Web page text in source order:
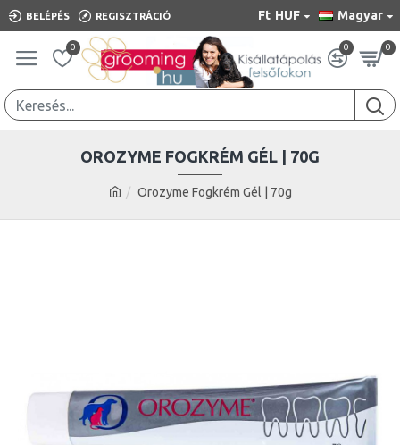
BELÉPÉS REGISZTRÁCIÓ Ft HUF Magyar
0 0 0
Orozyme Fogkrém Gél | 70g
OROZYME FOGKRÉM GÉL | 70G